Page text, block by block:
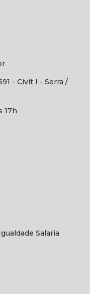
- Civit I - Serra /
17h
Salaria